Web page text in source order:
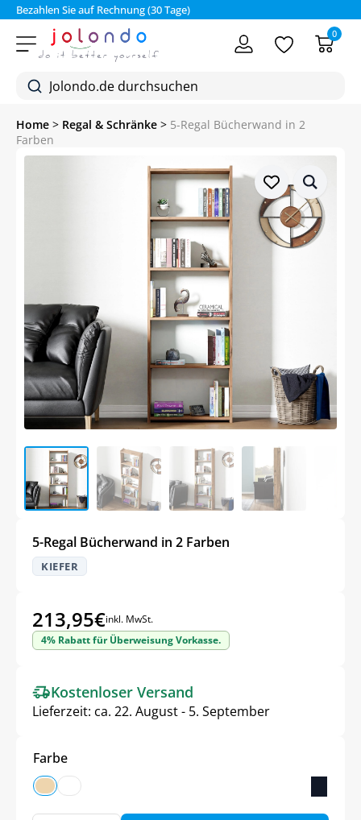
Bezahlen Sie auf Rechnung (30 Tage)
0
Home > Regal & Schränke > 5-Regal Bücherwand in 2
Farben
5-Regal Bücherwand in 2 Farben
KIEFER
213,95€inkl. MwSt.
4% Rabatt für Überweisung Vorkasse.
Kostenloser Versand
Lieferzeit: ca. 22. August - 5. September
Farbe